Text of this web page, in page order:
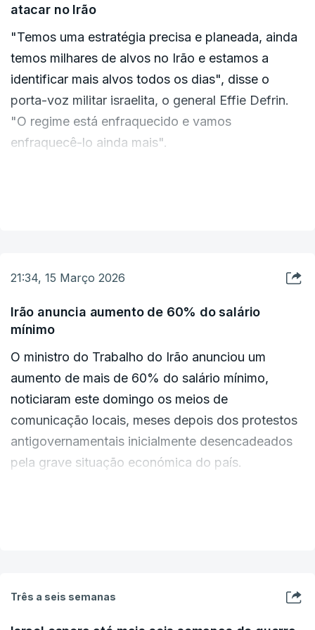
de hoje somam-se cinco elementos da equipa do
grupo inicial de sete.
atacar no Irão
"Temos uma estratégia precisa e planeada, ainda
temos milhares de alvos no Irão e estamos a
identificar mais alvos todos os dias", disse o
porta-voz militar israelita, o general Effie Defrin.
"O regime está enfraquecido e vamos
enfraquecê-lo ainda mais".
21:34, 15 Março 2026
Irão anuncia aumento de 60% do salário
mínimo
O ministro do Trabalho do Irão anunciou um
aumento de mais de 60% do salário mínimo,
noticiaram este domingo os meios de
comunicação locais, meses depois dos protestos
antigovernamentais inicialmente desencadeados
pela grave situação económica do país.
ataques aéreos israelitas e norte-americanos a 28
Três a seis semanas